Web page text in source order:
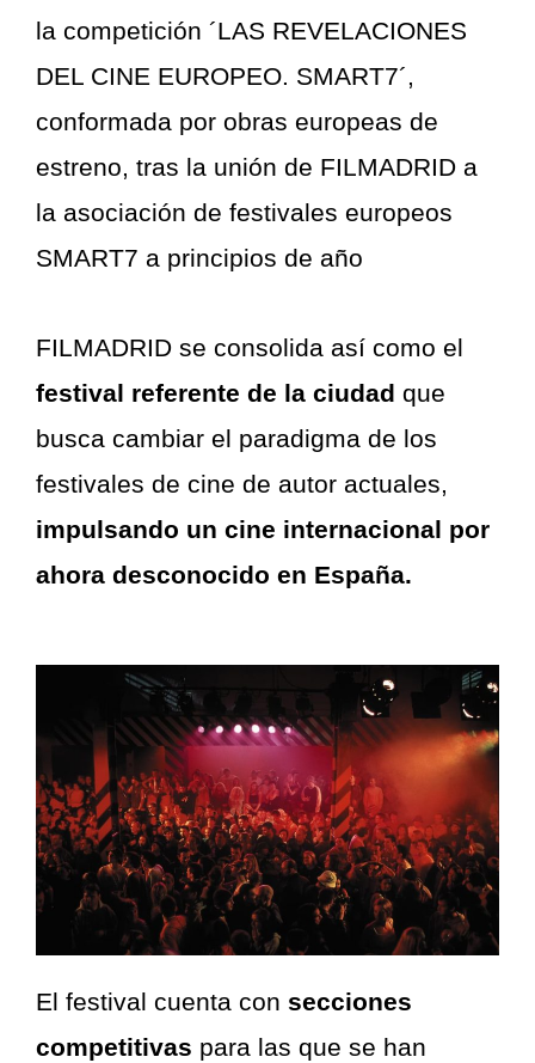
la competición ´LAS REVELACIONES
DEL CINE EUROPEO. SMART7´,
conformada por obras europeas de
estreno, tras la unión de FILMADRID a
la asociación de festivales europeos
SMART7 a principios de año
FILMADRID se consolida así como el
festival referente de la ciudad que
busca cambiar el paradigma de los
festivales de cine de autor actuales,
impulsando un cine internacional por
ahora desconocido en España.
El festival cuenta con secciones
competitivas para las que se han